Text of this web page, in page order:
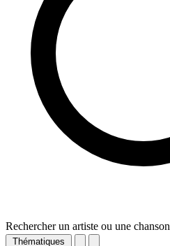
Rechercher un artiste ou une chanson
Thématiques